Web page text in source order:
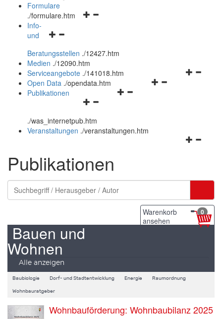
Navigationsmenü
Formulare
./formulare.htm
Navigationsmenü
und
schließen
Info-
und
Beratungsstellen ./12427.htm
Medien ./12090.htm
Navigationsmenü
Serviceangebote ./141018.htm
Navigationsmenü
Open Data ./opendata.htm
Navigationsmenü
und
schließen
Publikationen
./was_internetpub.htm
Veranstaltungen ./veranstaltungen.htm
Publikationen
Warenkorb
ansehen
0
Bauen und
Wohnen
Alle anzeigen
Baubiologie Dorf- und Stadtentwicklung Energie Raumordnung
Wohnbauratgeber
Wohnbauförderung: Wohnbaubilanz 2025